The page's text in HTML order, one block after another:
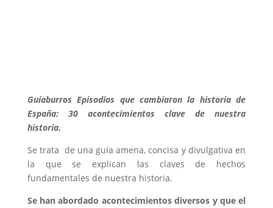
Guíaburros Episodios que cambiaron la historia de
España: 30 acontecimientos clave de nuestra
historia.
Se trata de una guía amena, concisa y divulgativa en
la que se explican las claves de hechos
fundamentales de nuestra historia.
Se han abordado acontecimientos diversos y que el